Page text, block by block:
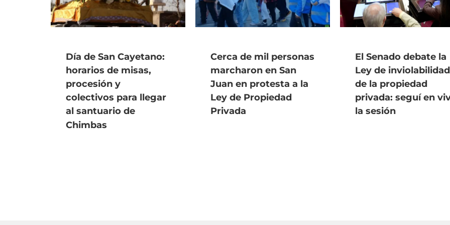
Día de San Cayetano:
horarios de misas,
procesión y
colectivos para llegar
al santuario de
Chimbas
Cerca de mil personas
marcharon en San
Juan en protesta a la
Ley de Propiedad
Privada
El Senado debate la
Ley de inviolabilidad
de la propiedad
privada: seguí en
la sesión